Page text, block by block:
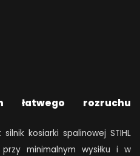
łatwego rozruchu
kosiarki spalinowej STIHL
minimalnym wysiłku i w